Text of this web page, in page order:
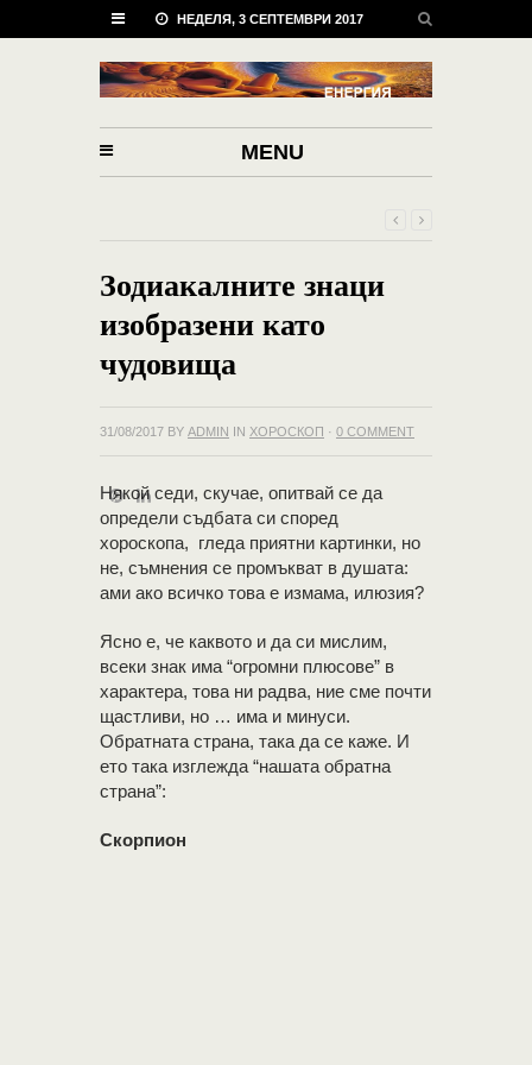
НЕДЕЛЯ, 3 СЕПТЕМВРИ 2017
MENU
Зодиакалните знаци
изобразени като
чудовища
31/08/2017 BY ADMIN IN ХОРОСКОП · 0 COMMENT
Някой седи, скучае, опитвай се да
определи съдбата си според
хороскопа, гледа приятни картинки, но
не, съмнения се промъкват в душата:
ами ако всичко това е измама, илюзия?
Ясно е, че каквото и да си мислим,
всеки знак има “огромни плюсове” в
характера, това ни радва, ние сме почти
щастливи, но … има и минуси.
Обратната страна, така да се каже. И
ето така изглежда “нашата обратна
страна”:
Скорпион